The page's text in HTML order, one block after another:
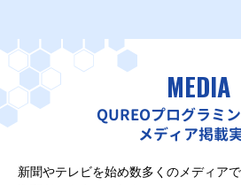
MEDIA
QUREOプログラミ
メディア掲載
新聞やテレビを始め数多くのメディア